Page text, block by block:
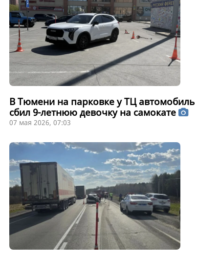
В Тюмени на парковке у ТЦ автомобиль
сбил 9-летнюю девочку на самокате
07 мая 2026, 07:03